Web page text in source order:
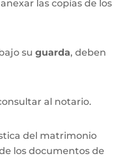
las copias de los
su guarda, deben
al notario.
del matrimonio
los documentos de